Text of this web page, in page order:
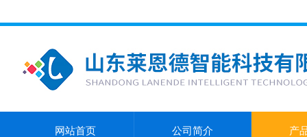
网站首页 公司简介 产